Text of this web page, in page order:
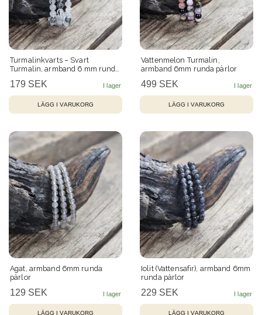
Turmalinkvarts – Svart
Turmalin, armband 6 mm runda
179 SEK
Vattenmelon Turmalin,
armband 6mm runda pärlor
499 SEK
Agat, armband 6mm runda
pärlor
129 SEK
Iolit (Vattensafir), armband 6mm
runda pärlor
229 SEK